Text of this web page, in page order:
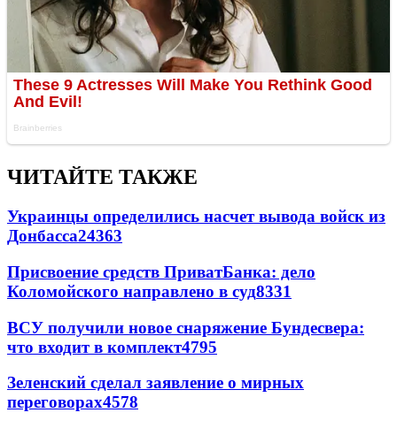
ЧИТАЙТЕ ТАКЖЕ
Украинцы определились насчет вывода войск из
Донбасса24363
Присвоение средств ПриватБанка: дело
Коломойского направлено в суд8331
ВСУ получили новое снаряжение Бундесвера:
что входит в комплект4795
Зеленский сделал заявление о мирных
переговорах4578